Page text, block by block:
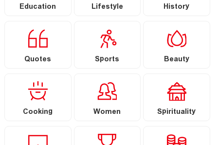
Education Lifestyle History
Quotes Sports Beauty
Cooking Women Spirituality